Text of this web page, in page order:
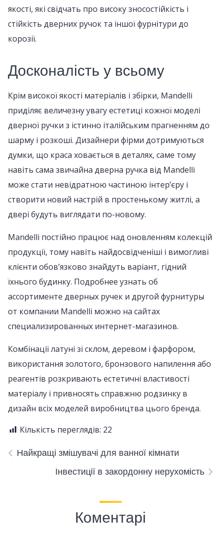
якості, які свідчать про високу зносостійкість і
стійкість дверних ручок та іншої фурнітури до
корозії.
Досконалість у всьому
Крім високої якості матеріалів і збірки, Mandelli
приділяє величезну увагу естетиці кожної моделі
дверної ручки з істинно італійським прагненням до
шарму і розкоші. Дизайнери фірми дотримуються
думки, що краса ховається в деталях, саме тому
навіть сама звичайна дверна ручка від Mandelli
може стати невідратною частиною інтер’єру і
створити новий настрій в простенькому житлі, а
двері будуть виглядати по-новому.
Mandelli постійно працює над оновленням колекцій
продукції, тому навіть найдосвідченіші і вимогливі
клієнти обов’язково знайдуть варіант, гідний
їхнього будинку. Подробнее узнать об
ассортименте дверных ручек и другой фурнитуры
от компании Mandelli можно на сайтах
специализированных интернет-магазинов.
Комбінації латуні зі склом, деревом і фарфором,
використання золотого, бронзового напилення або
реагентів розкривають естетичні властивості
матеріалу і привносять справжню родзинку в
дизайн всіх моделей виробництва цього бренда.
Кількість переглядів: 22
Найкращі змішувачі для ванної кімнати
Інвестиції в закордонну нерухомість
Коментарі